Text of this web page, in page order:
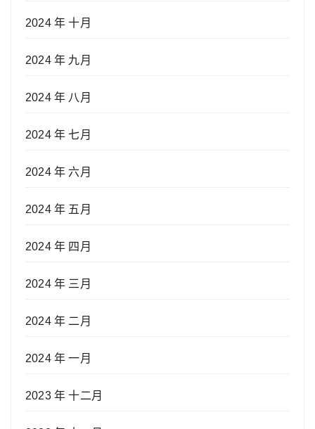
2024 年 十月
2024 年 九月
2024 年 八月
2024 年 七月
2024 年 六月
2024 年 五月
2024 年 四月
2024 年 三月
2024 年 二月
2024 年 一月
2023 年 十二月